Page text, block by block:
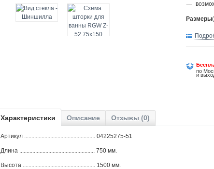
Размеры
по
и
Характеристики Описание Отзывы (0)
Артикул ................................................. 04225275-51
Длина .................................................... 750 мм.
Высота .................................................. 1500 мм.